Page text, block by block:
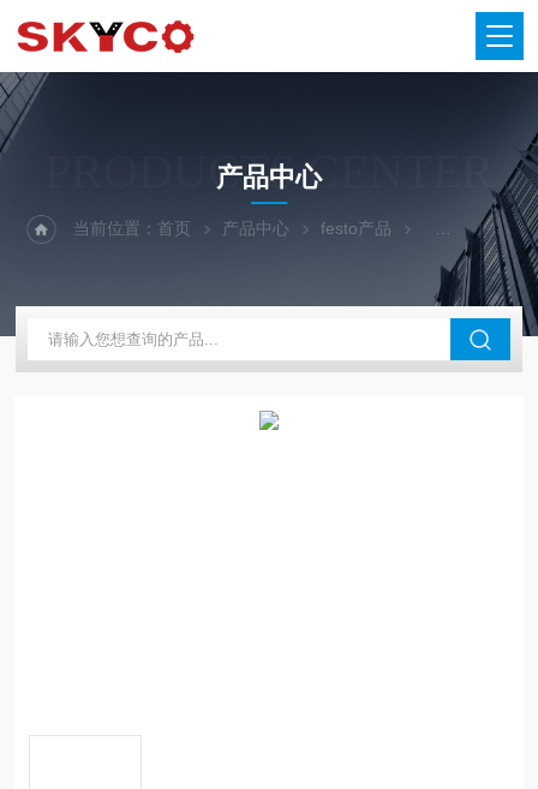
PRODUCTS CENTER
产品中心
当前位置：首页 产品中心 festo产品 FESTO接头